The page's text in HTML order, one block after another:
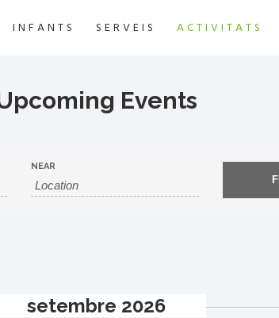
INFANTS SERVEIS ACTIVITATS
Events
NEAR
setembre 2026